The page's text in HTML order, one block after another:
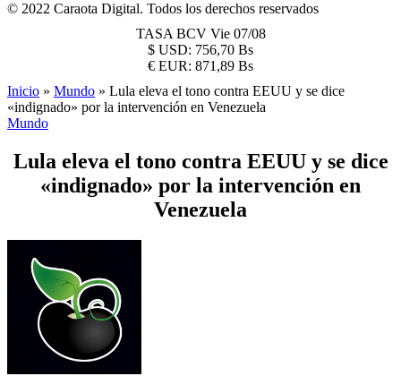
© 2022 Caraota Digital. Todos los derechos reservados
TASA BCV Vie 07/08
$ USD: 756,70 Bs
€ EUR: 871,89 Bs
Inicio » Mundo » Lula eleva el tono contra EEUU y se dice
«indignado» por la intervención en Venezuela
Mundo
Lula eleva el tono contra EEUU y se dice
«indignado» por la intervención en
Venezuela